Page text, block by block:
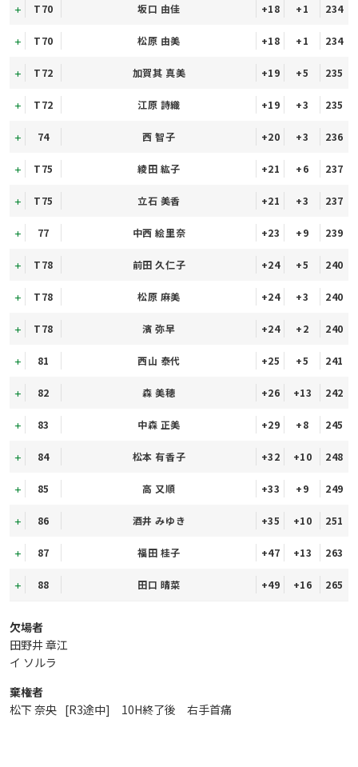
T70 坂口 由佳 +18 +1 234
T70 松原 由美 +18 +1 234
T72 加賀其 真美 +19 +5 235
T72 江原 詩織 +19 +3 235
74 西 智子 +20 +3 236
T75 綾田 紘子 +21 +6 237
T75 立石 美香 +21 +3 237
77 中西 絵里奈 +23 +9 239
T78 前田 久仁子 +24 +5 240
T78 松原 麻美 +24 +3 240
T78 濱 弥早 +24 +2 240
81 西山 泰代 +25 +5 241
82 森 美穂 +26 +13 242
83 中森 正美 +29 +8 245
84 松本 有香子 +32 +10 248
85 高 又順 +33 +9 249
86 酒井 みゆき +35 +10 251
87 福田 桂子 +47 +13 263
88 田口 晴菜 +49 +16 265
欠場者
田野井 章江
イ ソルラ
棄権者
松下 奈央 [R3途中] 10H終了後 右手首痛